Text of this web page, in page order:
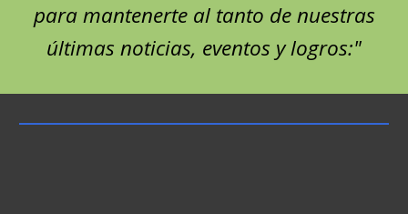
para mantenerte al tanto de nuestras
últimas noticias, eventos y logros:"